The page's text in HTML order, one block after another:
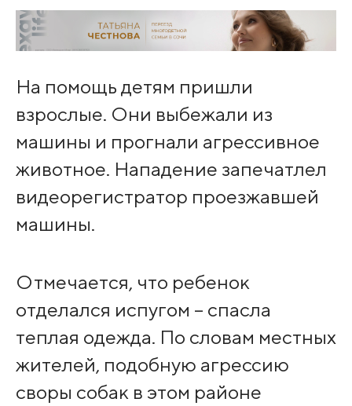
На помощь детям пришли
взрослые. Они выбежали из
машины и прогнали агрессивное
животное. Нападение запечатлел
видеорегистратор проезжавшей
машины.
Отмечается, что ребенок
отделался испугом – спасла
теплая одежда. По словам местных
жителей, подобную агрессию
своры собак в этом районе